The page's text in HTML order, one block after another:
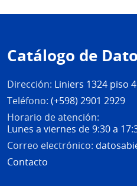
de
página
Catálogo de
Dirección: Liniers 1324 piso 4
Teléfono: (+598) 2901 2929
Horario de atención:
Lunes a viernes de 9:30 a
Correo electrónico:
Contacto